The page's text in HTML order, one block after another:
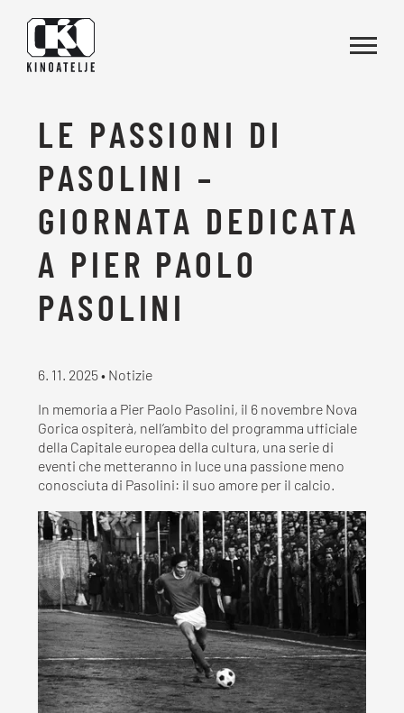
LE PASSIONI DI
PASOLINI –
GIORNATA DEDICATA
A PIER PAOLO
PASOLINI
6. 11. 2025 • Notizie
In memoria a Pier Paolo Pasolini, il 6 novembre Nova
Gorica ospiterà, nell’ambito del programma ufficiale
della Capitale europea della cultura, una serie di
eventi che metteranno in luce una passione meno
conosciuta di Pasolini: il suo amore per il calcio.